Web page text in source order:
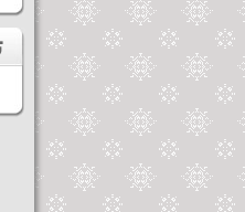
تعليقات الزوار عبر الفايسبوك